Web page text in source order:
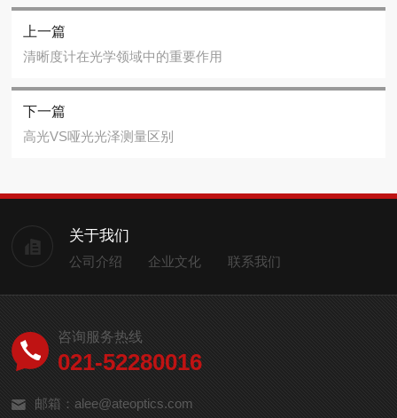
上一篇
清晰度计在光学领域中的重要作用
下一篇
高光VS哑光光泽测量区别
关于我们
公司介绍 企业文化 联系我们
咨询服务热线
021-52280016
邮箱：alee@ateoptics.com